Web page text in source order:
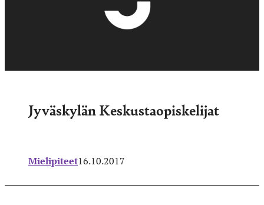
Jyväskylän Keskustaopiskelijat
Mielipiteet16.10.2017